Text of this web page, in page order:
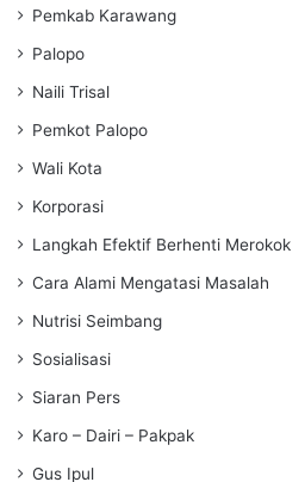
Pemkab Karawang
Palopo
Naili Trisal
Pemkot Palopo
Wali Kota
Korporasi
Langkah Efektif Berhenti Merokok
Cara Alami Mengatasi Masalah
Nutrisi Seimbang
Sosialisasi
Siaran Pers
Karo – Dairi – Pakpak
Gus Ipul